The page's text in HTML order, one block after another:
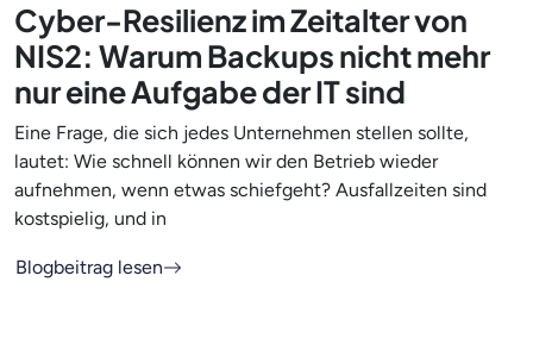
Cyber-Resilienz im Zeitalter von
NIS2: Warum Backups nicht mehr
nur eine Aufgabe der IT sind
Eine Frage, die sich jedes Unternehmen stellen sollte,
lautet: Wie schnell können wir den Betrieb wieder
aufnehmen, wenn etwas schiefgeht? Ausfallzeiten sind
kostspielig, und in
Blogbeitrag lesen